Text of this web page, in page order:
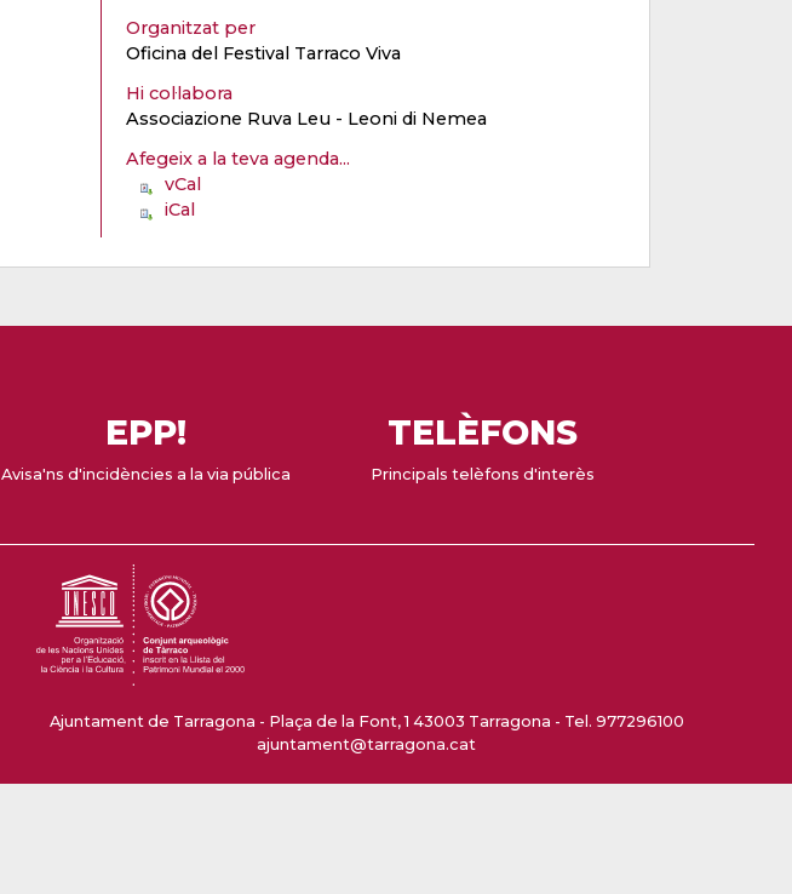
Organitzat per
Oficina del Festival Tarraco Viva
Hi col·labora
Associazione Ruva Leu - Leoni di Nemea
Afegeix a la teva agenda...
vCal
iCal
EPP!
Avisa'ns d'incidències a la via pública
TELÈFONS
Principals telèfons d'interès
Ajuntament de Tarragona - Plaça de la Font, 1 43003 Tarragona - Tel. 977296100
ajuntament@tarragona.cat